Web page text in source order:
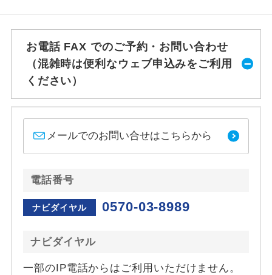
お電話 FAX でのご予約・お問い合わせ
（混雑時は便利なウェブ申込みをご利用
ください）
メールでのお問い合せはこちらから
電話番号
ナビダイヤル 0570-03-8989
ナビダイヤル
一部のIP電話からはご利用いただけません。